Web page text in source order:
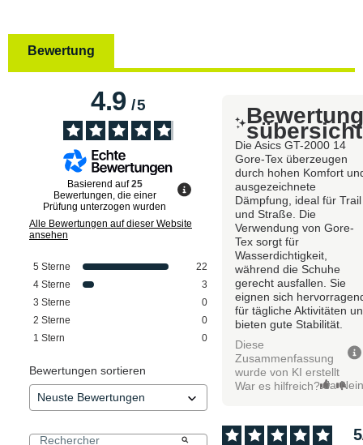
Bewertung
4.9/5
Basierend auf25
Bewertungen, die einer
Prüfung unterzogen wurden
Alle Bewertungen auf dieser Website
ansehen
5 Sterne
22
4 Sterne
3
3 Sterne
0
2 Sterne
0
1 Stern 0
Bewertungen sortieren
sübersicht
Die Asics GT-2000 14
Gore-Tex überzeugen
durch hohen Komfort
ausgezeichnete
Dämpfung, ideal für Trail
und Straße. Die
Verwendung von Gore-
Tex sorgt für
Wasserdichtigkeit,
während die Schuhe
gerecht ausfallen. Sie
eignen sich
für tägliche Aktivitäten
bieten gute Stabilität.
Diese
Zusammenfassung
wurde von KI erstellt
War es hilfreich? Ja
5